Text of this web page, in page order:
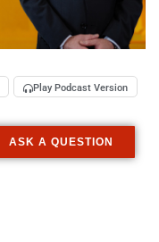
Play Podcast Version
ASK A QUESTION